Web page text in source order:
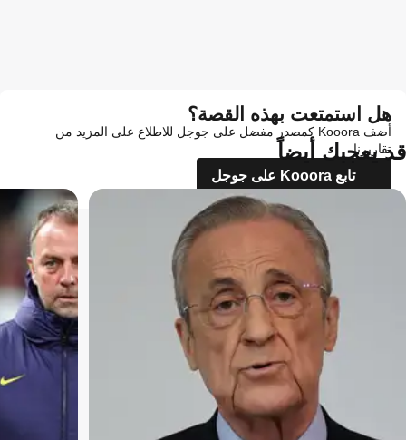
هل استمتعت بهذه القصة؟
أضف Kooora كمصدر مفضل على جوجل للاطلاع على المزيد من
تقاريرنا
تابع Kooora على جوجل
قد يعجبك أيضاً